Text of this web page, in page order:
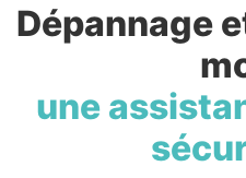
Dépannage
une